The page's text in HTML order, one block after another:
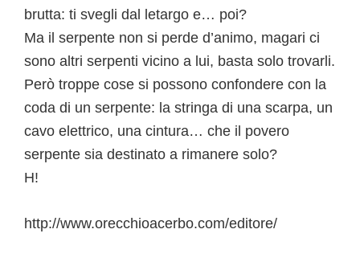
brutta: ti svegli dal letargo e… poi?
Ma il serpente non si perde d’animo, magari ci
sono altri serpenti vicino a lui, basta solo trovarli.
Però troppe cose si possono confondere con la
coda di un serpente: la stringa di una scarpa, un
cavo elettrico, una cintura… che il povero
serpente sia destinato a rimanere solo?
H!
http://www.orecchioacerbo.com/editore/